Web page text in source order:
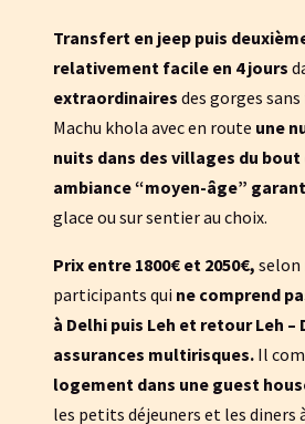
Transfert en jeep puis
relativement facile en 4 jours
extraordinaires des gorges
Machu khola avec en route une
nuits dans des villages du bout
ambiance “moyen-âge”
glace ou sur sentier au choix.
Prix entre 1800€ et 2050€, selon
participants qui ne comprend
à Delhi puis Leh et retour Leh –
assurances multirisques.Il
logement dans une guest
les petits déjeuners et les diners